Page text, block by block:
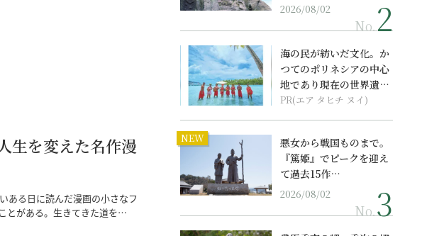
生を変えた名作漫
ある日に読んだ漫画の小さなフ
とがある。生きてきた道を…
2026/08/02
No.
海の民が紡いだ文化。か
つてのポリネシアの中心
地であり現在の世界遺産
からみえてくる...
PR(エア タヒチ ヌイ)
NEW
悪女から戦国ものまで。
『篤姫』でピークを迎え
て過去15作…
2026/08/02
No.